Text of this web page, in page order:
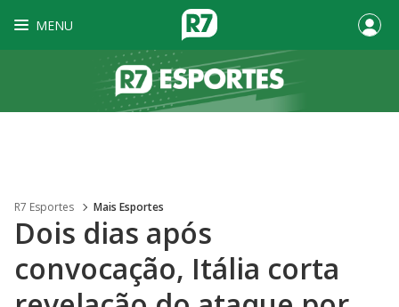
MENU
R7 Esportes Mais Esportes
Dois dias após
convocação, Itália corta